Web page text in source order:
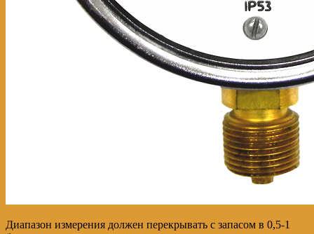
Диапазон измерения должен перекрывать с запасом в 0,5-1